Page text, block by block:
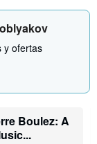
y ofertas
Boulez: A